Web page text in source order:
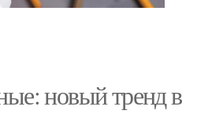
новый тренд в